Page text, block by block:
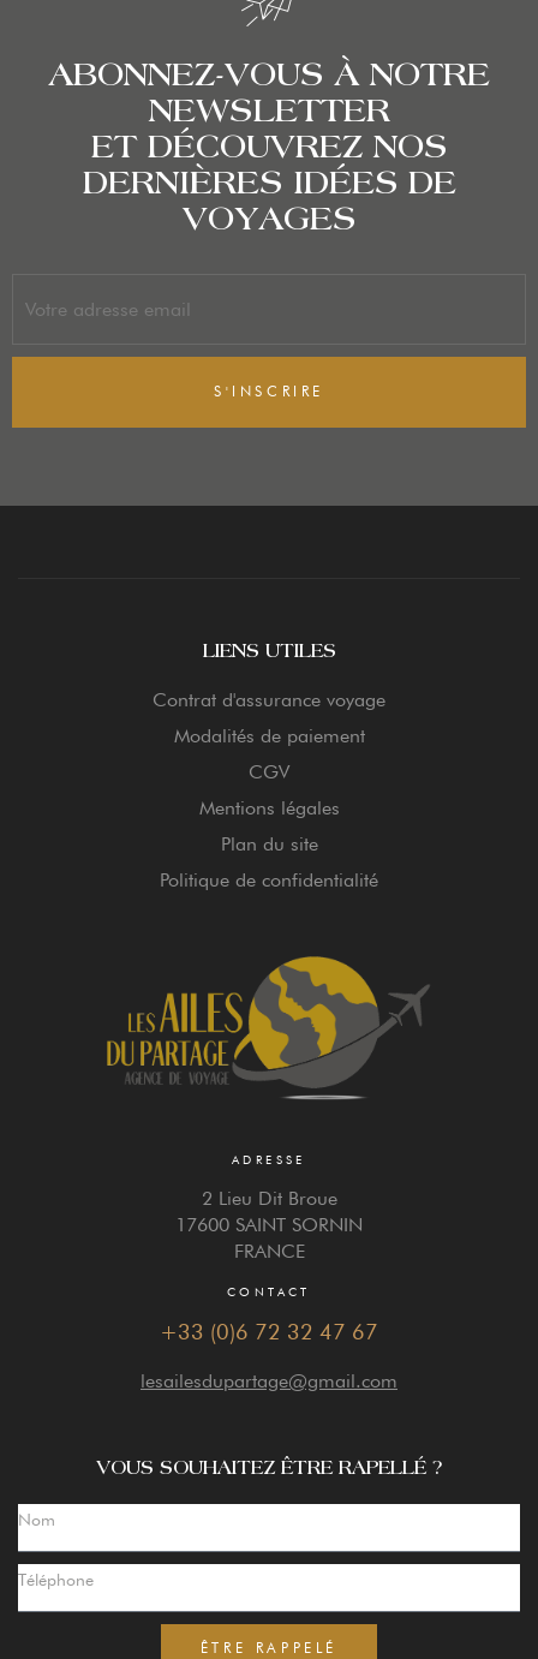
ABONNEZ-VOUS À NOTRE
NEWSLETTER
ET DÉCOUVREZ NOS
DERNIÈRES IDÉES DE
VOYAGES
S'INSCRIRE
LIENS UTILES
Contrat d'assurance voyage
Modalités de paiement
CGV
Mentions légales
Plan du site
Politique de confidentialité
ADRESSE
2 Lieu Dit Broue
17600 SAINT SORNIN
FRANCE
CONTACT
+33 (0)6 72 32 47 67
lesailesdupartage@gmail.com
VOUS SOUHAITEZ ÊTRE RAPELLÉ ?
ÊTRE RAPPELÉ